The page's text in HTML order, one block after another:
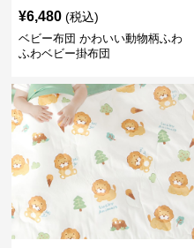
¥6,480 (税込)
ベビー布団 かわいい動物柄ふわ
ふわベビー掛布団